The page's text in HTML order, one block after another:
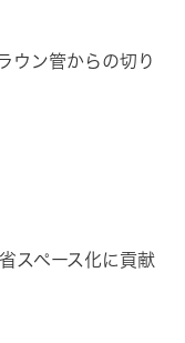
ウン管からの切り
スペース化に貢献